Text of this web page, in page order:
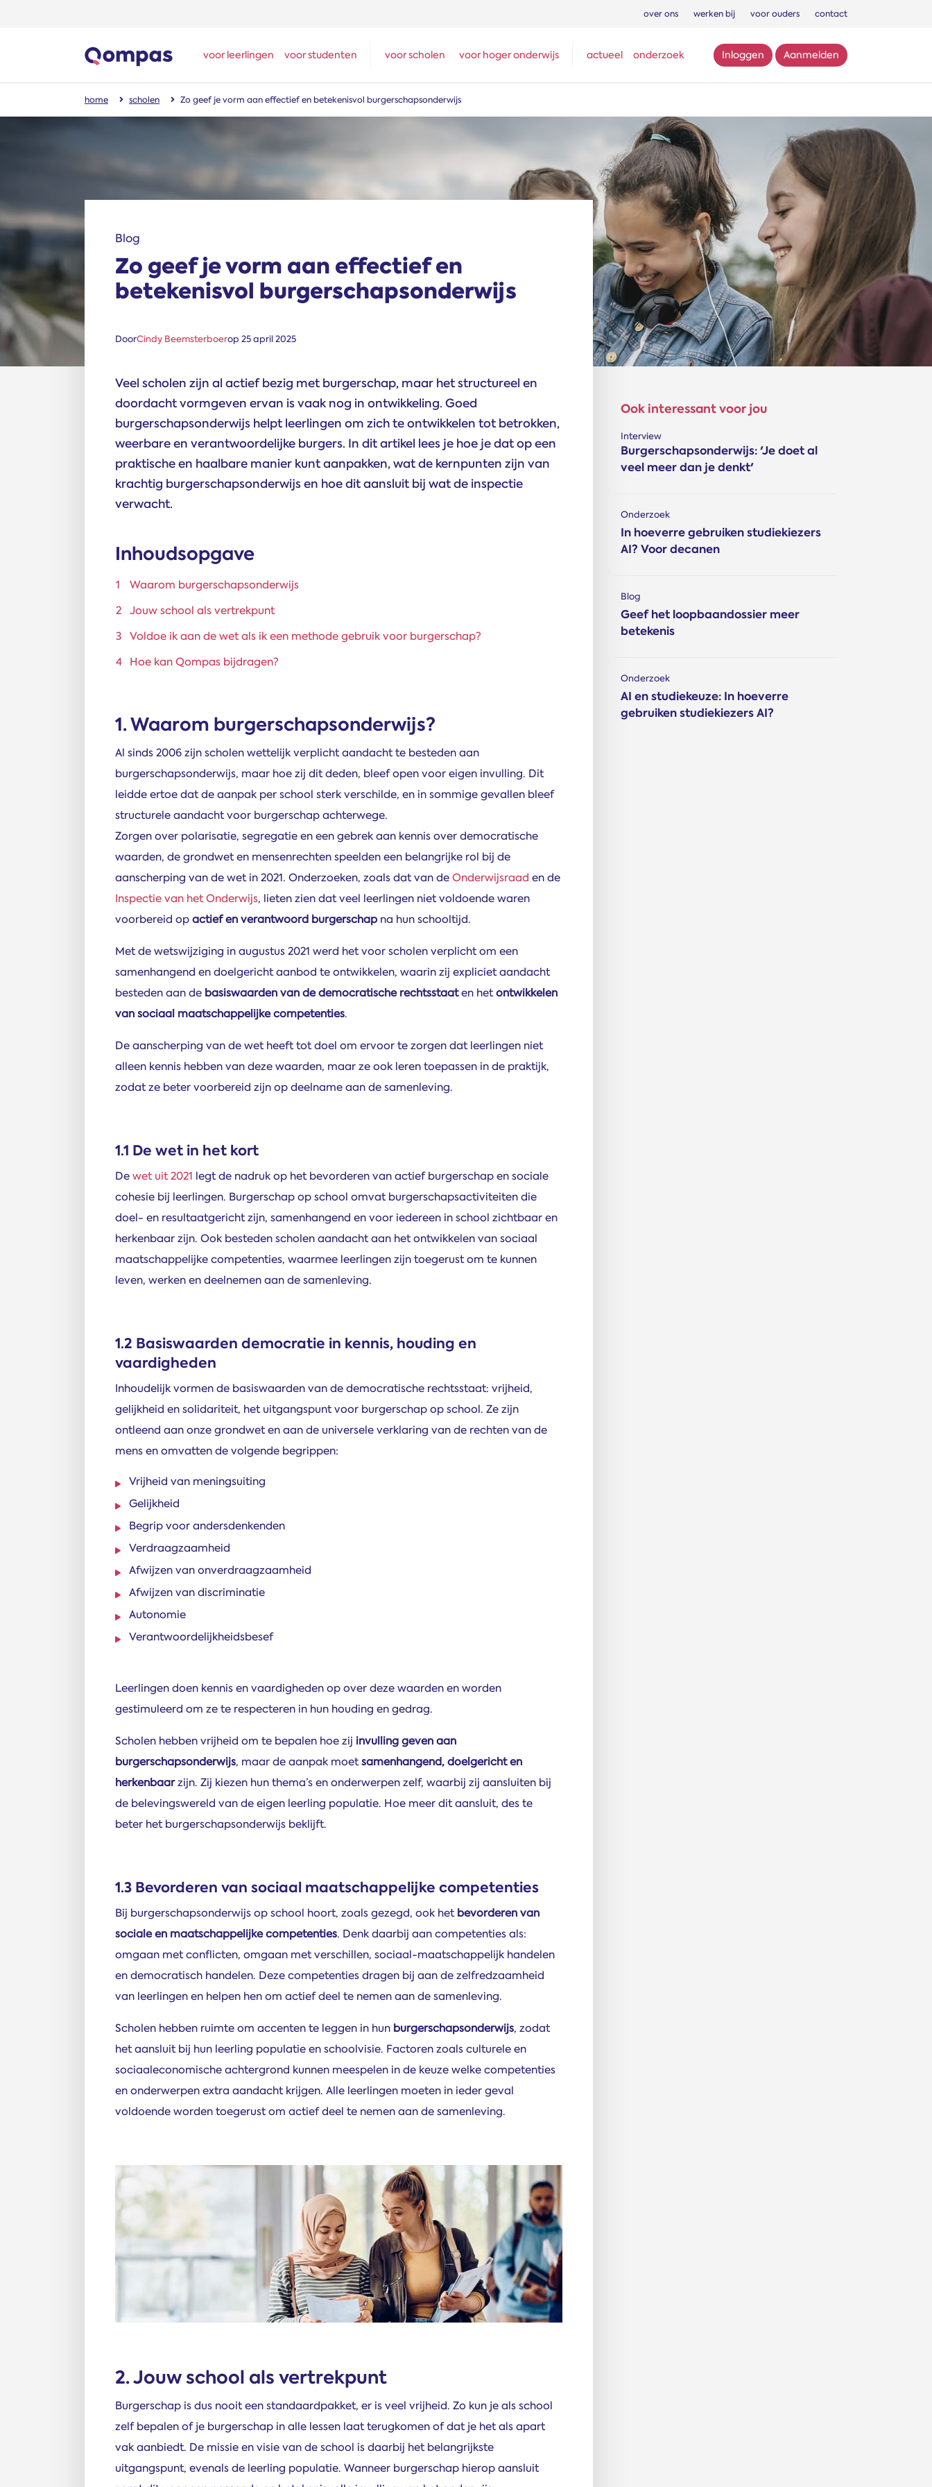
over ons werken bij voor ouders contact
voor leerlingen voor studenten voor scholen voor hoger onderwijs actueel onderzoek Inloggen Aanmelden
home scholen Zo geef je vorm aan effectief en betekenisvol burgerschapsonderwijs
Blog
Zo geef je vorm aan effectief en
betekenisvol burgerschapsonderwijs
DoorCindy Beemsterboerop 25 april 2025
Veel scholen zijn al actief bezig met burgerschap, maar het structureel en
doordacht vormgeven ervan is vaak nog in ontwikkeling. Goed
burgerschapsonderwijs helpt leerlingen om zich te ontwikkelen tot betrokken,
weerbare en verantwoordelijke burgers. In dit artikel lees je hoe je dat op een
praktische en haalbare manier kunt aanpakken, wat de kernpunten zijn van
krachtig burgerschapsonderwijs en hoe dit aansluit bij wat de inspectie
verwacht.
Inhoudsopgave
Waarom burgerschapsonderwijs
Jouw school als vertrekpunt
Voldoe ik aan de wet als ik een methode gebruik voor burgerschap?
Hoe kan Qompas bijdragen?
1. Waarom burgerschapsonderwijs?
Al sinds 2006 zijn scholen wettelijk verplicht aandacht te besteden aan
burgerschapsonderwijs, maar hoe zij dit deden, bleef open voor eigen invulling. Dit
leidde ertoe dat de aanpak per school sterk verschilde, en in sommige gevallen bleef
structurele aandacht voor burgerschap achterwege.
Zorgen over polarisatie, segregatie en een gebrek aan kennis over democratische
waarden, de grondwet en mensenrechten speelden een belangrijke rol bij de
aanscherping van de wet in 2021. Onderzoeken, zoals dat van deOnderwijsraad en de
Inspectie van het Onderwijs, lieten zien dat veel leerlingen niet voldoende waren
voorbereid opactief en verantwoord burgerschapna hun schooltijd.
Met de wetswijziging in augustus 2021 werd het voor scholen verplicht om een
samenhangend en doelgericht aanbod te ontwikkelen, waarin zij expliciet aandacht
besteden aan de basiswaarden van de democratische rechtsstaaten hetontwikkelen
van sociaal maatschappelijke competenties.
De aanscherping van de wet heeft tot doel om ervoor te zorgen dat leerlingen niet
alleen kennis hebben van deze waarden, maar ze ook leren toepassen in de praktijk,
zodat ze beter voorbereid zijn op deelname aan de samenleving.
1.1 De wet in het kort
Dewet uit 2021 legt de nadruk op het bevorderen van actief burgerschap en sociale
cohesie bij leerlingen. Burgerschap op school omvat burgerschapsactiviteiten die
doel- en resultaatgericht zijn, samenhangend en voor iedereen in school zichtbaar en
herkenbaar zijn. Ook besteden scholen aandacht aan het ontwikkelen van sociaal
maatschappelijke competenties, waarmee leerlingen zijn toegerust om te kunnen
leven, werken en deelnemen aan de samenleving.
1.2 Basiswaarden democratie in kennis, houding en
vaardigheden
Inhoudelijk vormen de basiswaarden van de democratische rechtsstaat: vrijheid,
gelijkheid en solidariteit, het uitgangspunt voor burgerschap op school. Ze zijn
ontleend aan onze grondwet en aan de universele verklaring van de rechten van de
mens en omvatten de volgende begrippen:
Vrijheid van meningsuiting
Gelijkheid
Begrip voor andersdenkenden
Verdraagzaamheid
Afwijzen van onverdraagzaamheid
Afwijzen van discriminatie
Autonomie
Verantwoordelijkheidsbesef
Leerlingen doen kennis en vaardigheden op over deze waarden en worden
gestimuleerd om ze te respecteren in hun houding en gedrag.
Scholen hebben vrijheid om te bepalen hoe zij invulling geven aan
burgerschapsonderwijs, maar de aanpak moetsamenhangend, doelgericht en
herkenbaarzijn. Zij kiezen hun thema’s en onderwerpen zelf, waarbij zij aansluiten bij
de belevingswereld van de eigen leerling populatie. Hoe meer dit aansluit, des te
beter het burgerschapsonderwijs beklijft.
1.3 Bevorderen van sociaal maatschappelijke competenties
Bij burgerschapsonderwijs op school hoort, zoals gezegd, ook hetbevorderen van
sociale en maatschappelijke competenties. Denk daarbij aan competenties als:
omgaan met conflicten, omgaan met verschillen, sociaal-maatschappelijk handelen
en democratisch handelen. Deze competenties dragen bij aan de zelfredzaamheid
van leerlingen en helpen hen om actief deel te nemen aan de samenleving.
Scholen hebben ruimte om accenten te leggen in hun burgerschapsonderwijs, zodat
het aansluit bij hun leerling populatie en schoolvisie. Factoren zoals culturele en
sociaaleconomische achtergrond kunnen meespelen in de keuze welke competenties
en onderwerpen extra aandacht krijgen. Alle leerlingen moeten in ieder geval
voldoende worden toegerust om actief deel te nemen aan de samenleving.
2. Jouw school als vertrekpunt
Burgerschap is dus nooit een standaardpakket, er is veel vrijheid. Zo kun je als school
zelf bepalen of je burgerschap in alle lessen laat terugkomen of dat je het als apart
vak aanbiedt. De missie en visie van de school is daarbij het belangrijkste
uitgangspunt, evenals de leerling populatie. Wanneer burgerschap hierop aansluit
Ook interessant voor jou
Interview
Burgerschapsonderwijs: 'Je doet al
veel meer dan je denkt'
Onderzoek
In hoeverre gebruiken studiekiezers
AI? Voor decanen
Blog
Geef het loopbaandossier meer
betekenis
Onderzoek
AI en studiekeuze: In hoeverre
gebruiken studiekiezers AI?